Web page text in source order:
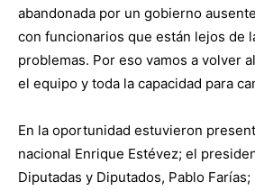
abandonada por un gobierno
con funcionarios que están lejos de
problemas. Por eso vamos a volver
el equipo y toda la capacidad para
En la oportunidad estuvieron
nacional Enrique Estévez; el
Diputadas y Diputados, Pablo